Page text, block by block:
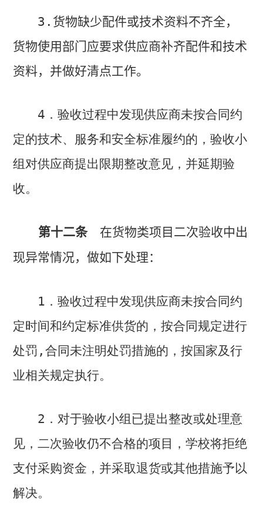
3. 货物缺少配件或技术资料不齐全，
货物使用部门应要求供应商补齐配件和技术
资料，并做好清点工作。
4 ．验收过程中发现供应商未按合同约
定的技术、服务和安全标准履约的，验收小
组对供应商提出限期整改意见，并延期验
收。
第十二条 在货物类项目二次验收中出
现异常情况，做如下处理：
1 ．验收过程中发现供应商未按合同约
定时间和约定标准供货的，按合同规定进行
处罚 , 合同未注明处罚措施的，按国家及行
业相关规定执行。
2 ．对于验收小组已提出整改或处理意
见，二次验收仍不合格的项目，学校将拒绝
支付采购资金，并采取退货或其他措施予以
解决。